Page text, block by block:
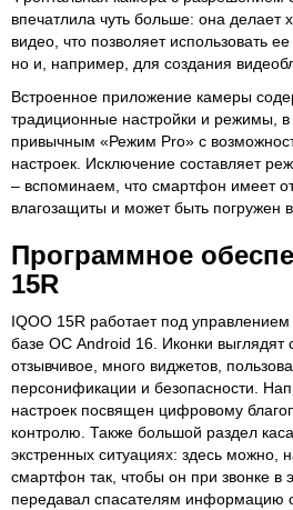
впечатлила чуть больше: она
видео, что позволяет использовать
но и, например, для создания
Встроенное приложение камеры
традиционные настройки и режимы,
привычным «Режим Pro» с
настроек. Исключение составляет
– вспоминаем, что смартфон имеет
влагозащиты и может быть погружен в
Программное
15R
IQOO 15R работает под
базе ОС Android 16. Иконки выглядят
отзывчивое, много виджетов,
персонификации и безопасности.
настроек посвящен цифровому
контролю. Также большой раздел
экстренных ситуациях: здесь можно,
смартфон так, чтобы он при звонке в
передавал спасателям информацию